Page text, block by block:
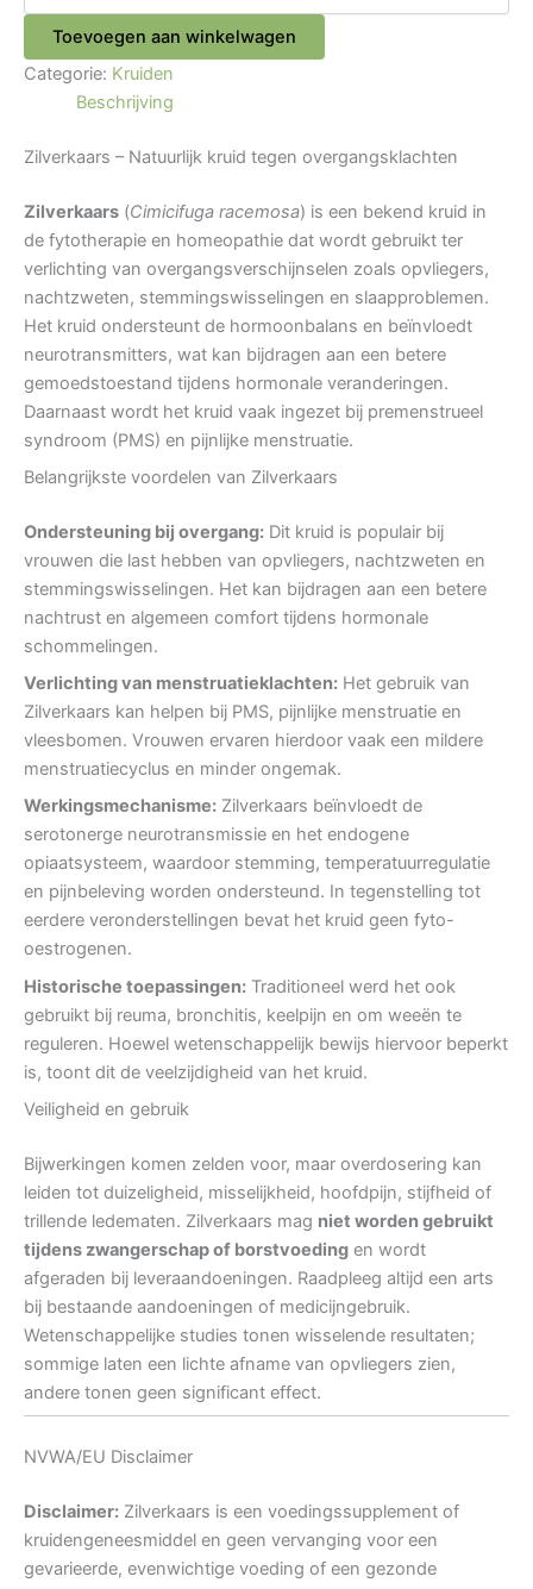
Toevoegen aan winkelwagen
Categorie: Kruiden
Beschrijving
Zilverkaars – Natuurlijk kruid tegen overgangsklachten
Zilverkaars (Cimicifuga racemosa) is een bekend kruid in
de fytotherapie en homeopathie dat wordt gebruikt ter
verlichting van overgangsverschijnselen zoals opvliegers,
nachtzweten, stemmingswisselingen en slaapproblemen.
Het kruid ondersteunt de hormoonbalans en beïnvloedt
neurotransmitters, wat kan bijdragen aan een betere
gemoedstoestand tijdens hormonale veranderingen.
Daarnaast wordt het kruid vaak ingezet bij premenstrueel
syndroom (PMS) en pijnlijke menstruatie.
Belangrijkste voordelen van Zilverkaars
Ondersteuning bij overgang: Dit kruid is populair bij
vrouwen die last hebben van opvliegers, nachtzweten en
stemmingswisselingen. Het kan bijdragen aan een betere
nachtrust en algemeen comfort tijdens hormonale
schommelingen.
Verlichting van menstruatieklachten: Het gebruik van
Zilverkaars kan helpen bij PMS, pijnlijke menstruatie en
vleesbomen. Vrouwen ervaren hierdoor vaak een mildere
menstruatiecyclus en minder ongemak.
Werkingsmechanisme: Zilverkaars beïnvloedt de
serotonerge neurotransmissie en het endogene
opiaatsysteem, waardoor stemming, temperatuurregulatie
en pijnbeleving worden ondersteund. In tegenstelling tot
eerdere veronderstellingen bevat het kruid geen fyto-
oestrogenen.
Historische toepassingen: Traditioneel werd het ook
gebruikt bij reuma, bronchitis, keelpijn en om weeën te
reguleren. Hoewel wetenschappelijk bewijs hiervoor beperkt
is, toont dit de veelzijdigheid van het kruid.
Veiligheid en gebruik
Bijwerkingen komen zelden voor, maar overdosering kan
leiden tot duizeligheid, misselijkheid, hoofdpijn, stijfheid of
trillende ledematen. Zilverkaars mag niet worden gebruikt
tijdens zwangerschap of borstvoeding en wordt
afgeraden bij leveraandoeningen. Raadpleeg altijd een arts
bij bestaande aandoeningen of medicijngebruik.
Wetenschappelijke studies tonen wisselende resultaten;
sommige laten een lichte afname van opvliegers zien,
andere tonen geen significant effect.
NVWA/EU Disclaimer
Disclaimer: Zilverkaars is een voedingssupplement of
kruidengeneesmiddel en geen vervanging voor een
gevarieerde, evenwichtige voeding of een gezonde